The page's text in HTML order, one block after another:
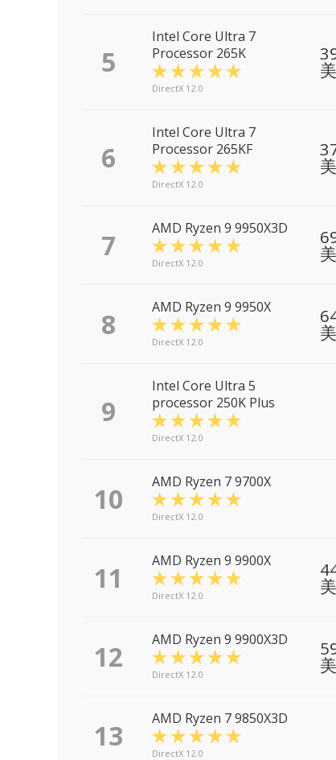
5
Intel Core Ultra 7
Processor 265K
DirectX 12.0
6
Intel Core Ultra 7
Processor 265KF
DirectX 12.0
7 AMD Ryzen 9 9950X3D
DirectX 12.0
8 AMD Ryzen 9 9950X
DirectX 12.0
9
Intel Core Ultra 5
processor 250K Plus
DirectX 12.0
10 AMD Ryzen 7 9700X
DirectX 12.0
11 AMD Ryzen 9 9900X
DirectX 12.0
12 AMD Ryzen 9 9900X3D
DirectX 12.0
13 AMD Ryzen 7 9850X3D
DirectX 12.0